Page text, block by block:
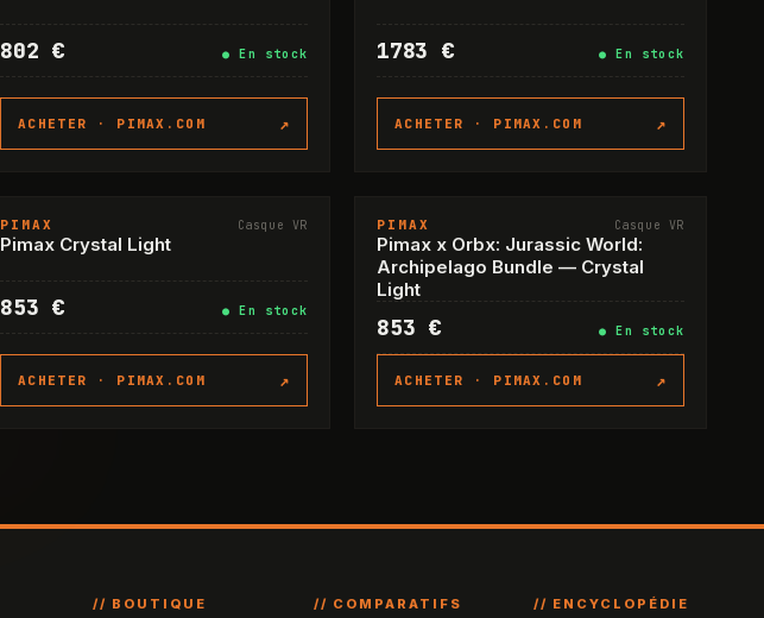
802 € ●En stock
ACHETER · PIMAX.COM ↗
1783 € ●En stock
ACHETER · PIMAX.COM ↗
PIMAX Casque VR
Pimax Crystal Light
853 € ●En stock
ACHETER · PIMAX.COM ↗
PIMAX Casque VR
Pimax x Orbx: Jurassic World:
Archipelago Bundle — Crystal
Light
853 € ●En stock
ACHETER · PIMAX.COM ↗
// BOUTIQUE // COMPARATIFS // ENCYCLOPÉDIE